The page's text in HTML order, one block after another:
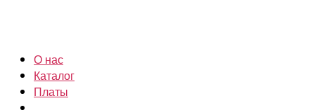
О нас
Каталог
Платы